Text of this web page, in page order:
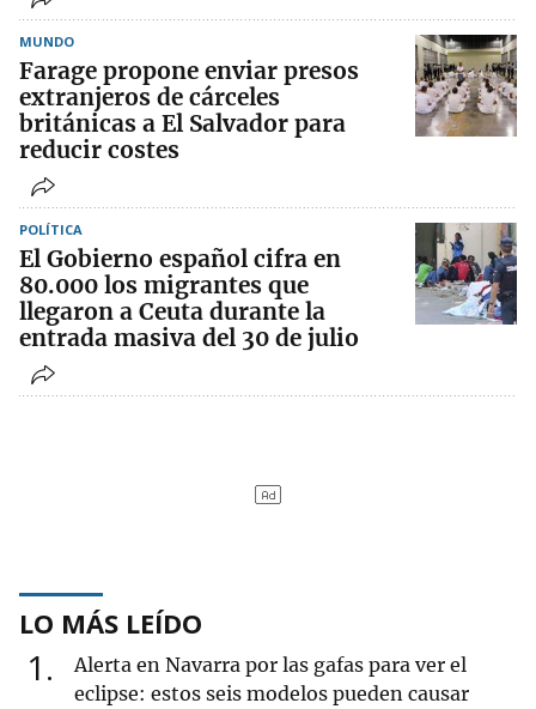
MUNDO
Farage propone enviar presos
extranjeros de cárceles
británicas a El Salvador para
reducir costes
POLÍTICA
El Gobierno español cifra en
80.000 los migrantes que
llegaron a Ceuta durante la
entrada masiva del 30 de julio
LO MÁS LEÍDO
1
Alerta en Navarra por las gafas para ver el
eclipse: estos seis modelos pueden causar